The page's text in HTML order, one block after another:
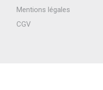
Mentions légales
CGV